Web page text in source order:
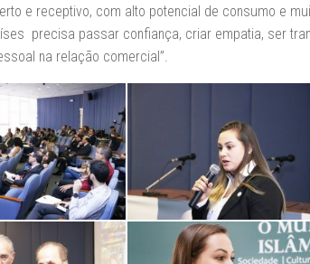
e receptivo, com alto potencial de consumo e
precisa passar confiança, criar empatia, ser
na relação comercial”.